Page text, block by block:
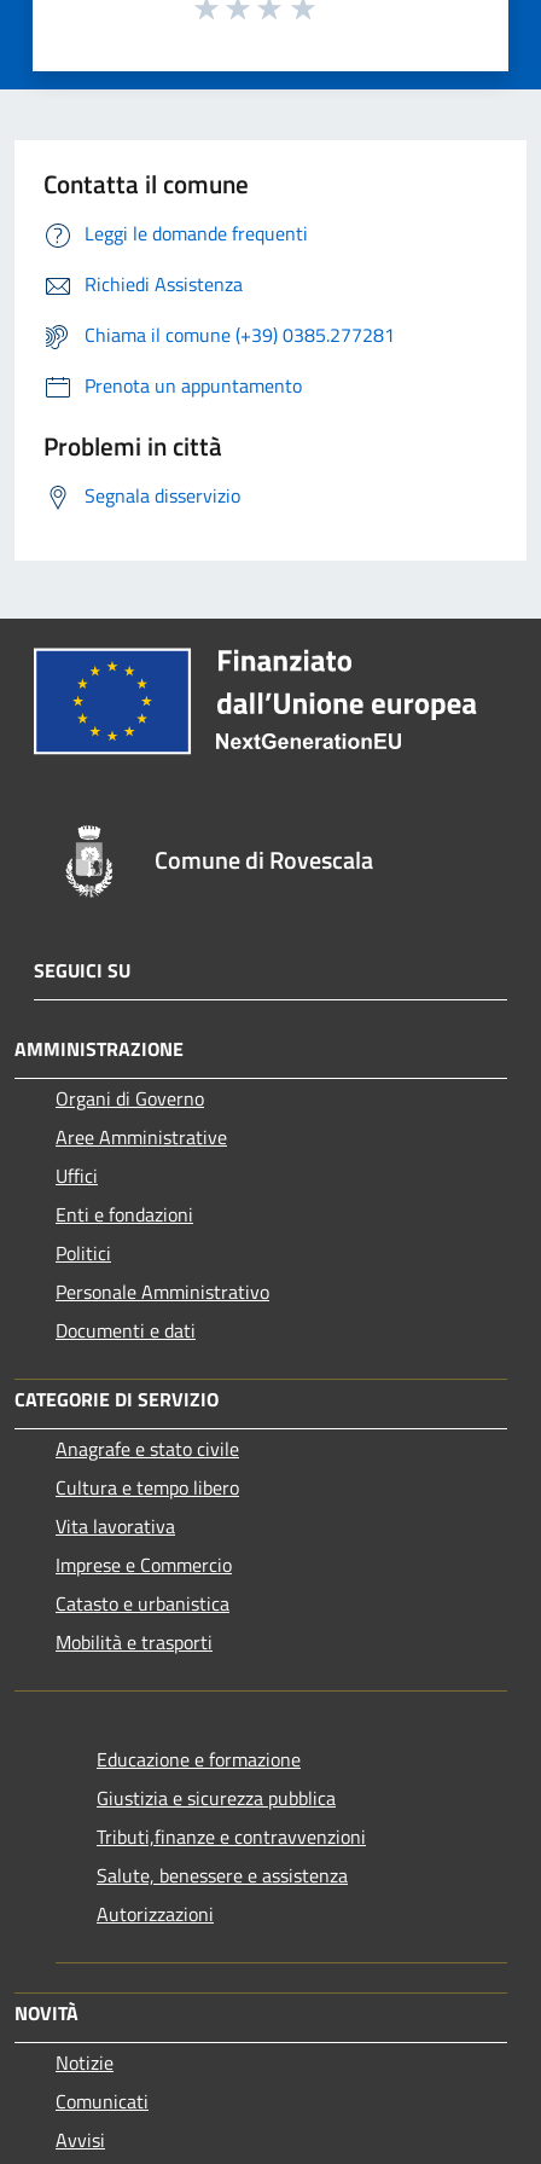
Contatta il comune
Leggi le domande frequenti
Richiedi Assistenza
Chiama il comune (+39) 0385.277281
Prenota un appuntamento
Problemi in città
Segnala disservizio
Comune di Rovescala
SEGUICI SU
AMMINISTRAZIONE
Organi di Governo
Aree Amministrative
Uffici
Enti e fondazioni
Politici
Personale Amministrativo
Documenti e dati
CATEGORIE DI SERVIZIO
Anagrafe e stato civile
Cultura e tempo libero
Vita lavorativa
Imprese e Commercio
Catasto e urbanistica
Mobilità e trasporti
Educazione e formazione
Giustizia e sicurezza pubblica
Tributi,finanze e contravvenzioni
Salute, benessere e assistenza
Autorizzazioni
NOVITÀ
Notizie
Comunicati
Avvisi